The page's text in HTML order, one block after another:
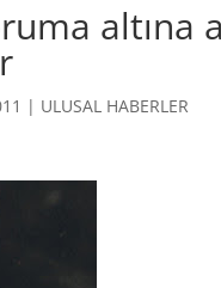
altına
| ULUSAL HABERLER